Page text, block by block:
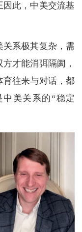
此，中美交流基
系极其复杂，需
才能消弭隔阂，
往来与对话，都
美关系的“稳定